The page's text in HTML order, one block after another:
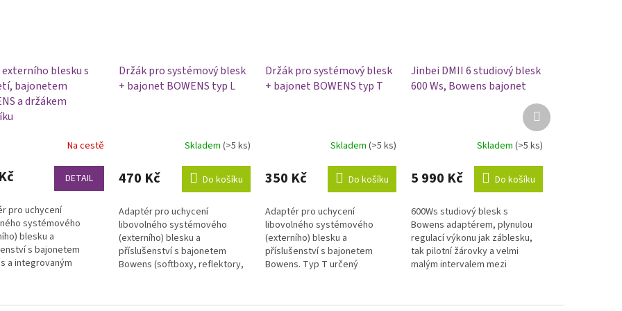
externího blesku s
bajonetem
a držákem
Na cestě
DETAIL
pro uchycení
systémového
blesku a
s bajonetem
a integrovaným
Držák pro systémový blesk
+ bajonet BOWENS typ L
produktu
je
z
5
hvězdiček.
Skladem (>5 ks)
470 Kč Do košíku
Adaptér pro uchycení
libovolného systémového
(externího) blesku a
příslušenství s bajonetem
Bowens (softboxy, reflektory,
Držák pro systémový blesk
+ bajonet BOWENS typ T
produktu
je
z
5
hvězdiček.
Skladem(>5 ks)
350 Kč Do košíku
Adaptér pro uchycení
libovolného systémového
(externího) blesku a
příslušenství s bajonetem
Bowens. Typ T určený
Jinbei DMII 6 studiový blesk
600 Ws, Bowens bajonet
produktu
je
z
5
hvězdiček.
Skladem(>5 ks)
5 990 Kč Do košíku
600Ws studiový blesk s
Bowens adaptérem, plynulou
regulací výkonu jak záblesku,
tak pilotní žárovky a velmi
malým intervalem mezi
Další
produkt